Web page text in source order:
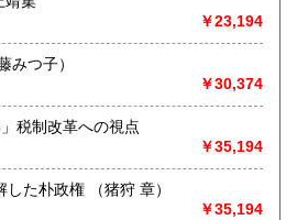
￥23,194
い世界 （伊藤みつ子）
￥30,374
税制改革への視点
￥35,194
独裁十八年の考察ー瓦解した朴政権 （猪狩 章）
￥35,194